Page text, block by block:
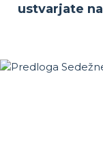
ustvarjate